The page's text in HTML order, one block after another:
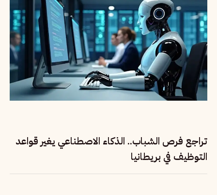
تراجع فرص الشباب.. الذكاء الاصطناعي يغير قواعد
التوظيف في بريطانيا